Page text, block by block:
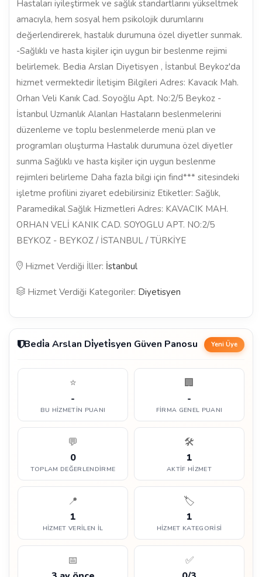
Hastaları iyileştirmek ve sağlık standartlarını yükseltmek
amacıyla, hem sosyal hem psikolojik durumlarını
değerlendirerek, hastalık durumuna özel diyetler sunmak.
-Sağlıklı ve hasta kişiler için uygun bir beslenme rejimi
belirlemek. Bedia Arslan Diyetisyen , İstanbul Beykoz'da
hizmet vermektedir İletişim Bilgileri Adres: Kavacık Mah.
Orhan Veli Kanık Cad. Soyoğlu Apt. No:2/5 Beykoz -
İstanbul Uzmanlık Alanları Hastaların beslenmelerini
düzenleme ve toplu beslenmelerde menü plan ve
programları oluşturma Hastalık durumuna özel diyetler
sunma Sağlıklı ve hasta kişiler için uygun beslenme
rejimleri belirleme Daha fazla bilgi için find*** sitesindeki
işletme profilini ziyaret edebilirsiniz Etiketler: Sağlık,
Paramedikal Sağlık Hizmetleri Adres: KAVACIK MAH.
ORHAN VELİ KANIK CAD. SOYOGLU APT. NO:2/5
BEYKOZ - BEYKOZ / İSTANBUL / TÜRKİYE
Hizmet Verdiği İller: İstanbul
Hizmet Verdiği Kategoriler: Diyetisyen
Bedi̇a Arslan Di̇yeti̇syen Güven Panosu Yeni Üye
⭐
-
BU HIZMETIN PUANI
🏢
-
FIRMA GENEL PUANI
💬
0
TOPLAM DEĞERLENDIRME
🛠️
1
AKTIF HIZMET
📍
1
HIZMET VERILEN İL
🏷️
1
HIZMET KATEGORISI
📅 ✅